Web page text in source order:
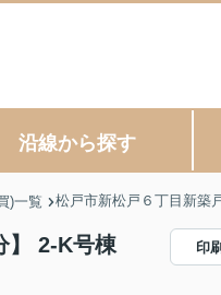
沿線から探す
)一覧 松戸市新松戸６丁目新築
】 2-K号棟 印